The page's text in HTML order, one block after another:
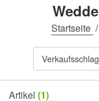
Startseite /
Artikel (1)